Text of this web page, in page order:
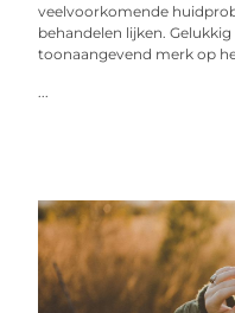
veelvoorkomende
behandelen lijken.
toonaangevend merk op
...